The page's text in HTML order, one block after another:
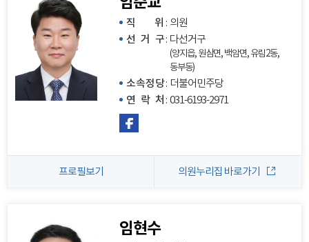
직 위
: 의원
선 거 구: 다선거구
(양지읍, 원삼면, 백암면, 유림2동,
동부동)
소속정당: 더불어민주당
연 락 처 : 031-6193-2971
프로필보기 의원누리집 바로가기
임현수